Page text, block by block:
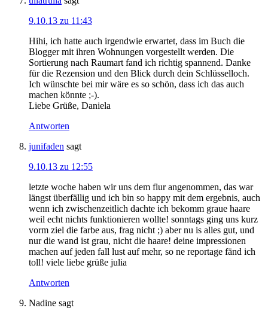
9.10.13 zu 11:43
Hihi, ich hatte auch irgendwie erwartet, dass im Buch die
Blogger mit ihren Wohnungen vorgestellt werden. Die
Sortierung nach Raumart fand ich richtig spannend. Danke
für die Rezension und den Blick durch dein Schlüsselloch.
Ich wünschte bei mir wäre es so schön, dass ich das auch
machen könnte ;-).
Liebe Grüße, Daniela
Antworten
junifaden sagt
9.10.13 zu 12:55
letzte woche haben wir uns dem flur angenommen, das war
längst überfällig und ich bin so happy mit dem ergebnis, auch
wenn ich zwischenzeitlich dachte ich bekomm graue haare
weil echt nichts funktionieren wollte! sonntags ging uns kurz
vorm ziel die farbe aus, frag nicht ;) aber nu is alles gut, und
nur die wand ist grau, nicht die haare! deine impressionen
machen auf jeden fall lust auf mehr, so ne reportage fänd ich
toll! viele liebe grüße julia
Antworten
Nadine sagt